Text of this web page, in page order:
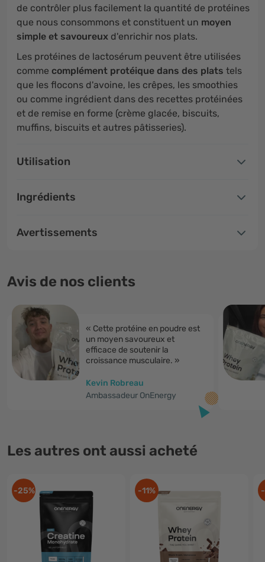
de contrôler plus facilement la quantité de protéines
que nous consommons et constituent un moyen
simple et savoureux d'enrichir nos plats.
Les protéines de lactosérum peuvent être utilisées
comme complément protéique dans des plats tels
que les flocons d'avoine, les crêpes, les smoothies
ou comme ingrédient dans des recettes protéinées
et de remise en forme (crème glacée, biscuits,
muffins, biscuits et autres pâtisseries).
Utilisation
Ingrédients
Avertissements
Avis de nos clients
« Cette protéine en poudre est
un moyen savoureux et
efficace de soutenir la
croissance musculaire. »
Kevin Robreau
Ambassadeur OnEnergy
Les autres ont aussi acheté
-25% -11%